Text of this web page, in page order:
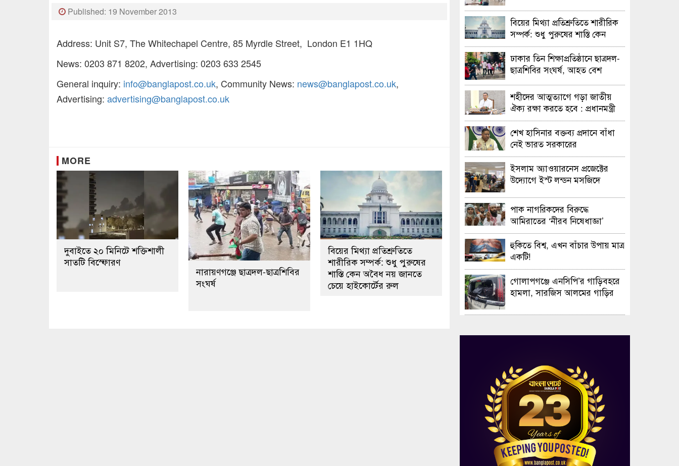
Published: 19 November 2013
Address: Unit S7, The Whitechapel Centre, 85 Myrdle Street, London E1 1HQ
News: 0203 871 8202, Advertising: 0203 633 2545
General inquiry: info@banglapost.co.uk, Community News: news@banglapost.co.uk,
Advertising: advertising@banglapost.co.uk
MORE
দুবাইতে ২০ মিনিটে শক্তিশালী
সাতটি বিস্ফোরণ
নারায়ণগঞ্জে ছাত্রদল-ছাত্রশিবির
সংঘর্ষ
বিয়ের মিথ্যা প্রতিশ্রুতিতে
শারীরিক সম্পর্ক: শুধু পুরুষের
শাস্তি কেন অবৈধ নয় জানতে
চেয়ে হাইকোর্টের রুল
বিয়ের মিথ্যা প্রতিশ্রুতিতে শারীরিক
সম্পর্ক: শুধু পুরুষের শাস্তি কেন
অবৈধ নয় জানতে চেয়ে হাইকোর্টের
রুল
ঢাকার তিন শিক্ষাপ্রতিষ্ঠানে ছাত্রদল-
ছাত্রশিবির সংঘর্ষ, আহত বেশ
শহীদের আত্মত্যাগে গড়া জাতীয়
ঐক্য রক্ষা করতে হবে : প্রধানমন্ত্রী
শেখ হাসিনার বক্তব্য প্রদানে বাঁধা
নেই ভারত সরকারের
ইসলাম অ্যাওয়ারনেস প্রজেক্টের
উদ্যোগে ইস্ট লন্ডন মসজিদে
ও এক্সিবিশন
পাক নাগরিকদের বিরুদ্ধে
আমিরাতের ‘নীরব নিষেধাজ্ঞা’
হুকিতে বিশ্ব, এখন বাঁচার উপায় মাত্র
একটি!
গোলাপগঞ্জে এনসিপি’র গাড়িবহরে
হামলা, সারজিস আলমের গাড়ির